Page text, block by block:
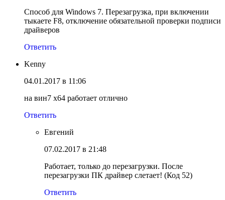
Способ для Windows 7. Перезагрузка, при включении
тыкаете F8, отключение обязательной проверки подписи
драйверов
Ответить
Kenny
04.01.2017 в 11:06
на вин7 х64 работает отлично
Ответить
Евгений
07.02.2017 в 21:48
Работает, только до перезагрузки. После
перезагрузки ПК драйвер слетает! (Код 52)
Ответить